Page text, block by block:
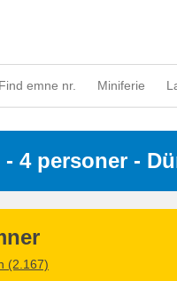
Find emne nr. Miniferie
4 personer -
(2.167)